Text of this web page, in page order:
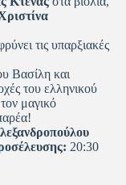
τις υπαρξιακές
Βασίλη και
του ελληνικού
μαγικό
20:30